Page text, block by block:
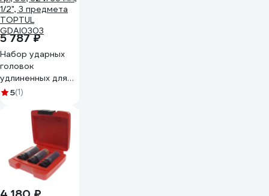
5 787 ₽
Набор ударных
головок
удлиненных для
ступичных гаек 12-
1/2", 3 предмета
TOPTUL
GDAI0303
5(1)